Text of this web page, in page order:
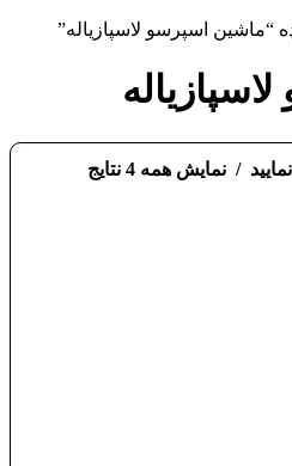
اسپرسو لاسپازیاله”
نمایش همه 4 نتایج